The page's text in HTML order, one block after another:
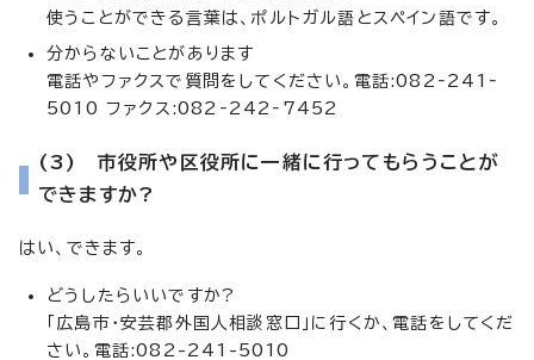
使うことができる言葉は、ポルトガル語とスペイン語です。
分からないことがあります
電話やファクスで質問をしてください。電話:082‐241‐
5010 ファクス:082‐242‐7452
(3) 市役所や区役所に一緒に行ってもらうことが
できますか?
はい、できます。
どうしたらいいですか?
「広島市・安芸郡外国人相談窓口」に行くか、電話をしてくだ
さい。電話:082-241-5010